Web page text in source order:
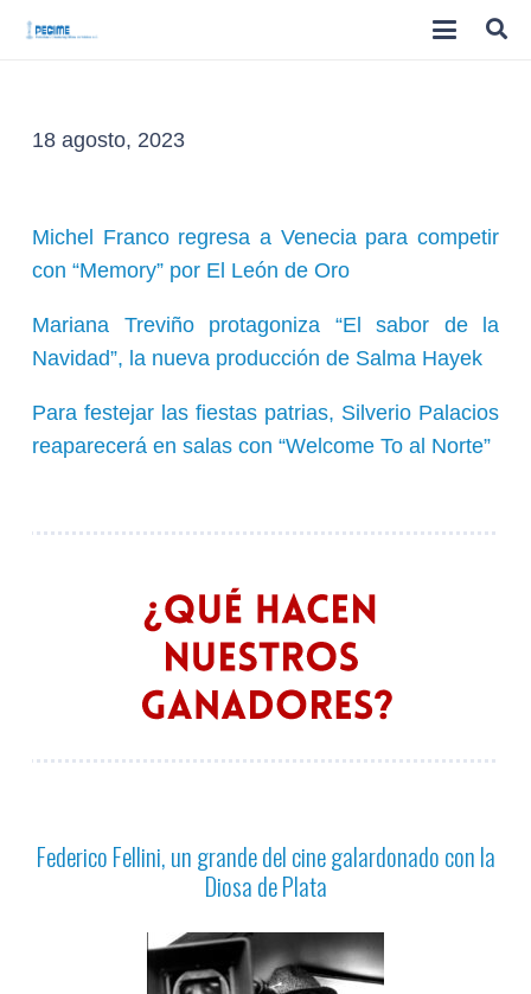
18 agosto, 2023
Michel Franco regresa a Venecia para competir
con “Memory” por El León de Oro
Mariana Treviño protagoniza “El sabor de la
Navidad”, la nueva producción de Salma Hayek
Para festejar las fiestas patrias, Silverio Palacios
reaparecerá en salas con “Welcome To al Norte”
Federico Fellini, un grande del cine galardonado con la
Diosa de Plata